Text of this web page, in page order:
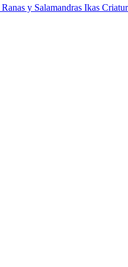
Ranas y Salamandras Ikas